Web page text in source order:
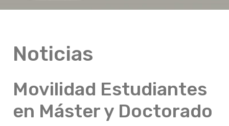
Noticias
Movilidad Estudiantes
en Máster y Doctorado